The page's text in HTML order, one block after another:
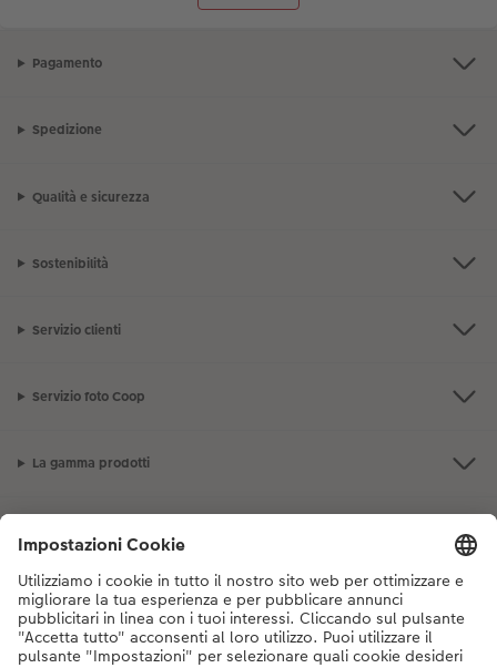
Pagamento
Spedizione
Qualità e sicurezza
Sostenibilità
Servizio clienti
Servizio foto Coop
La gamma prodotti
Se hai domande sui prodotti o sull'ordine, non esitare a contattarci dal
lunedì alla domenica dalle 9:00 alle 20:00 (esclusi i giorni festivi) al
numero di telefono044 499 10 38 dal lunedì alla domenica, dalle 9:00 alle
20:00 (festività escluse)